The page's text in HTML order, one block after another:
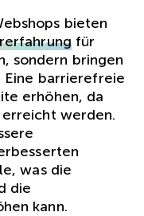
bieten
für
sondern bringen
barrierefreie
erhöhen, da
werden.
was die
die
kann.